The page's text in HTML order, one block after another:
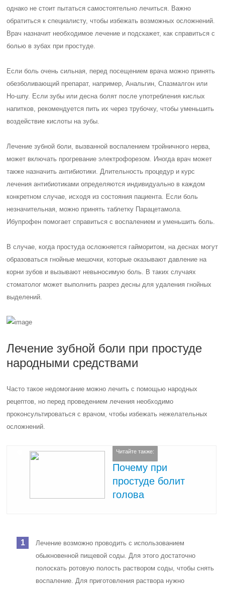
однако не стоит пытаться самостоятельно лечиться. Важно
обратиться к специалисту, чтобы избежать возможных осложнений.
Врач назначит необходимое лечение и подскажет, как справиться с
болью в зубах при простуде.
Если боль очень сильная, перед посещением врача можно принять
обезболивающий препарат, например, Анальгин, Спазмалгон или
Но-шпу. Если зубы или десна болят после употребления кислых
напитков, рекомендуется пить их через трубочку, чтобы уменьшить
воздействие кислоты на зубы.
Лечение зубной боли, вызванной воспалением тройничного нерва,
может включать прогревание электрофорезом. Иногда врач может
также назначить антибиотики. Длительность процедур и курс
лечения антибиотиками определяются индивидуально в каждом
конкретном случае, исходя из состояния пациента. Если боль
незначительная, можно принять таблетку Парацетамола.
Ибупрофен помогает справиться с воспалением и уменьшить боль.
В случае, когда простуда осложняется гайморитом, на деснах могут
образоваться гнойные мешочки, которые оказывают давление на
корни зубов и вызывают невыносимую боль. В таких случаях
стоматолог может выполнить разрез десны для удаления гнойных
выделений.
Лечение зубной боли при простуде
народными средствами
Часто такое недомогание можно лечить с помощью народных
рецептов, но перед проведением лечения необходимо
проконсультироваться с врачом, чтобы избежать нежелательных
осложнений.
Читайте также:
Почему при
простуде болит
голова
Лечение возможно проводить с использованием
обыкновенной пищевой соды. Для этого достаточно
полоскать ротовую полость раствором соды, чтобы снять
воспаление. Для приготовления раствора нужно